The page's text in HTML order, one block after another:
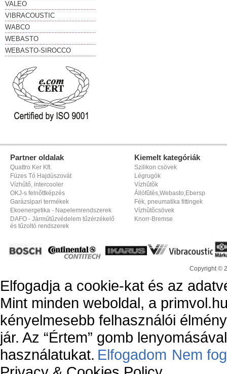
VALEO
VIBRACOUSTIC
WABCO
WEBASTO
WEBASTO-SIROCCO
Partner oldalak
Quattro Ker Kft.
Füzes Tó Hajdúszovát
Vízhűtő, intercooler
OKJ-s felnőttképzés
Garázsipari termékek
Ekoenergetika - Napelemrendszerek
DAFO - Járműtűzvédelem tűzérzékelő
és tűzoltó rendszerek
Kiemelt kategóriák
Szilikon csövek
Légrugók
Vízhûtõk
Állófûtés,Webasto,Ebersp
Fék, pneumatika fittingek
Vízhûtõcsövek
Knorr-Bremse
Copyright ©
Elfogadja a cookie-kat és az
Mint minden weboldal, a
kényelmesebb felhasználói
jár. Az “Értem” gomb
használatukat. Elfogadom Nem